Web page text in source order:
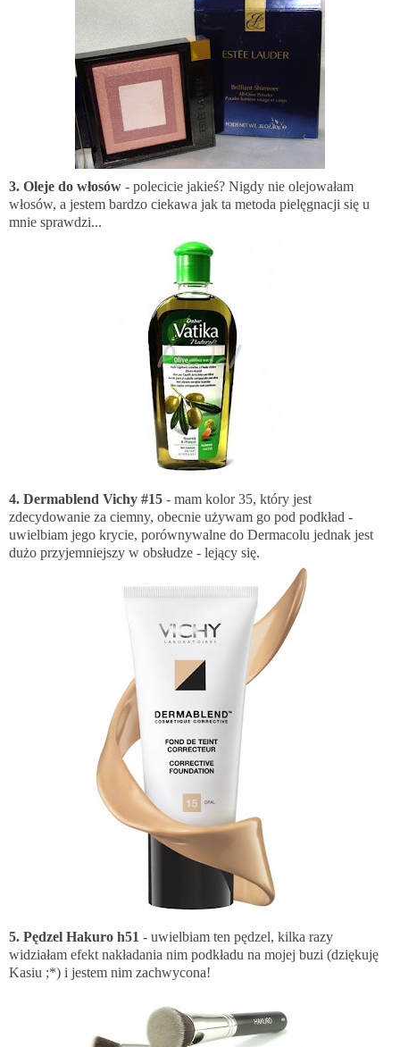
3. Oleje do włosów - polecicie jakieś? Nigdy nie olejowałam
włosów, a jestem bardzo ciekawa jak ta metoda pielęgnacji się u
mnie sprawdzi...
4. Dermablend Vichy #15 - mam kolor 35, który jest
zdecydowanie za ciemny, obecnie używam go pod podkład -
uwielbiam jego krycie, porównywalne do Dermacolu jednak jest
dużo przyjemniejszy w obsłudze - lejący się.
5. Pędzel Hakuro h51 - uwielbiam ten pędzel, kilka razy
widziałam efekt nakładania nim podkładu na mojej buzi (dziękuję
Kasiu ;*) i jestem nim zachwycona!